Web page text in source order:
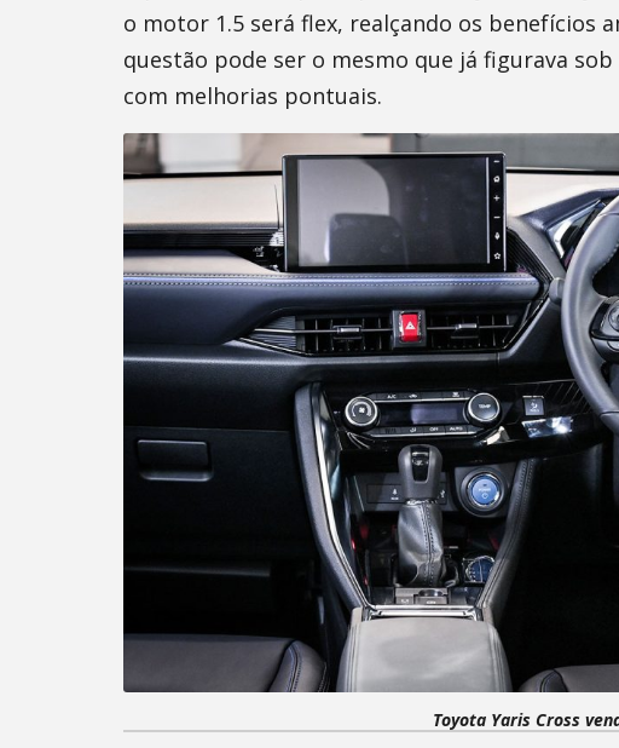
o motor 1.5 será flex, realçando os benefícios
questão pode ser o mesmo que já figurava
com melhorias pontuais.
Toyota Yaris Cross